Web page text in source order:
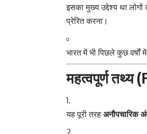
इसका मुख्य उद्देश्य था
प्रेरित करना।
भारत में भी पिछले कुछ
महत्वपूर्ण तथ्य
यह पूरी तरह अनौपचारिक